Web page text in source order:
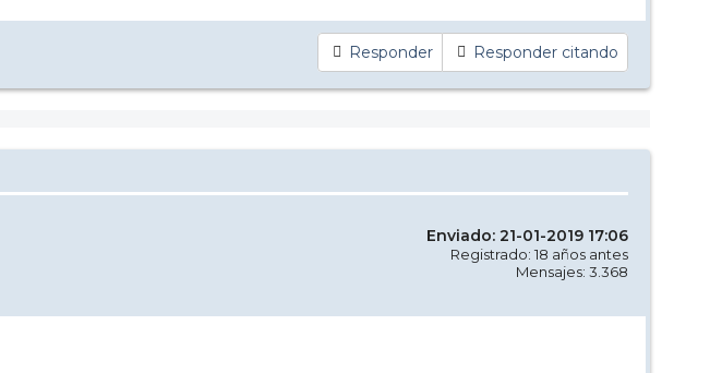
Responder Responder citando
Enviado: 21-01-2019 17:06
Registrado: 18 años antes
Mensajes: 3.368